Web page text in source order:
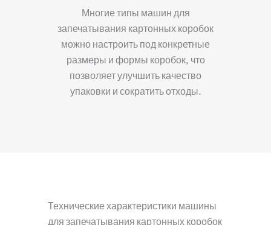
Многие типы машин для
запечатывания картонных коробок
можно настроить под конкретные
размеры и формы коробок, что
позволяет улучшить качество
упаковки и сократить отходы.
Технические характеристики машины
для запечатывания картонных коробок